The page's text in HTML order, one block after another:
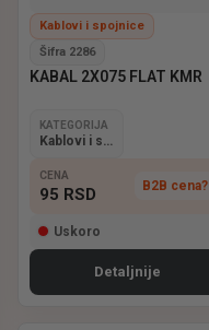
Kablovi i spojnice
Šifra 2286
KABAL 2X075 FLAT KMR
KATEGORIJA
Kablovi i spojnice
CENA
95 RSD B2B cena?
Uskoro
Detaljnije